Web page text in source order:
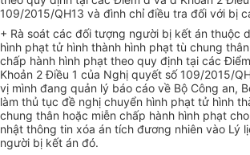
109/2015/QH13 và đình chỉ điều tra đối với bị
+ Rà soát các đối tượng người bị kết án thuộc
hình phạt tử hình thành hình phạt tù chung
chấp hành hình phạt theo quy định tại các
Khoản 2 Điều 1 của Nghị quyết số 109/2015/
vị mình đang quản lý báo cáo về Bộ Công an,
làm thủ tục đề nghị chuyển hình phạt tử hình
chung thân hoặc miễn chấp hành hình phạt
nhật thông tin xóa án tích đương nhiên vào Lý
người bị kết án đó.